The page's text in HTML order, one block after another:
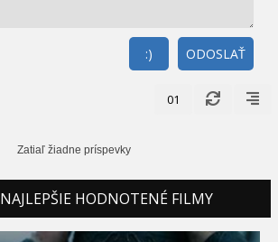
ODOSLAŤ
:)
01
Zatiaľ žiadne príspevky
NAJLEPŠIE HODNOTENÉ FILMY